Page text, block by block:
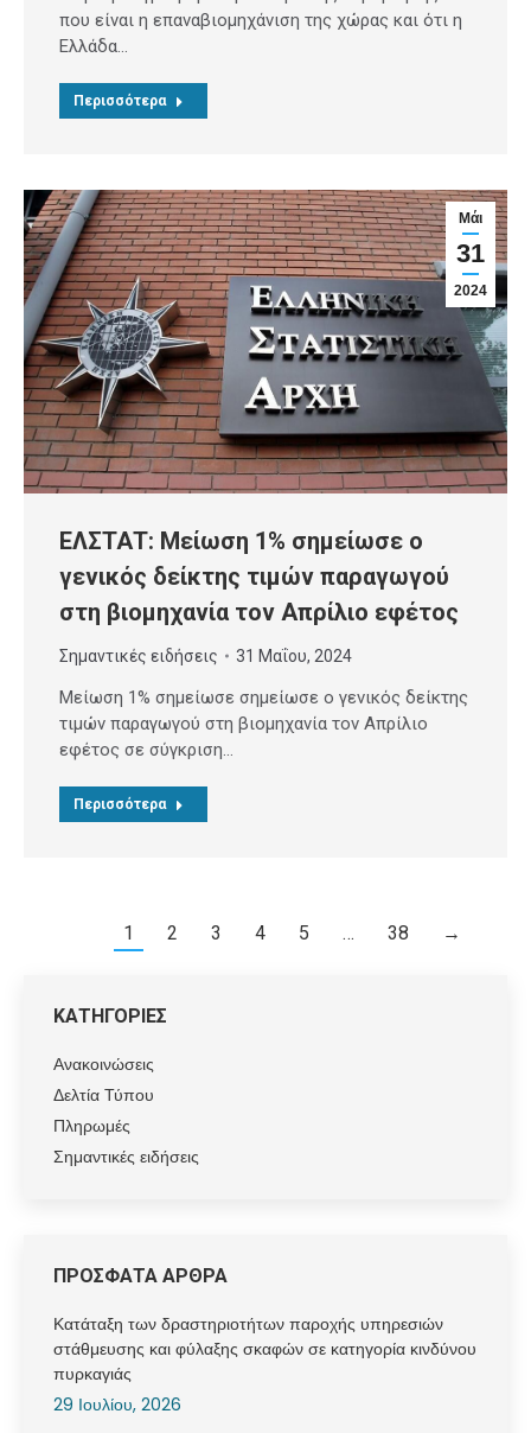
που είναι η επαναβιομηχάνιση της χώρας και ότι η
Ελλάδα…
Περισσότερα
Μάι
31
2024
ΕΛΣΤΑΤ: Μείωση 1% σημείωσε ο
γενικός δείκτης τιμών παραγωγού
στη βιομηχανία τον Απρίλιο εφέτος
Σημαντικές ειδήσεις 31 Μαΐου, 2024
Μείωση 1% σημείωσε σημείωσε ο γενικός δείκτης
τιμών παραγωγού στη βιομηχανία τον Απρίλιο
εφέτος σε σύγκριση…
Περισσότερα
1 2 3 4 5 … 38 →
ΚΑΤΗΓΟΡΙΕΣ
Ανακοινώσεις
Δελτία Τύπου
Πληρωμές
Σημαντικές ειδήσεις
ΠΡΟΣΦΑΤΑ ΑΡΘΡΑ
Κατάταξη των δραστηριοτήτων παροχής υπηρεσιών
στάθμευσης και φύλαξης σκαφών σε κατηγορία κινδύνου
πυρκαγιάς
29 Ιουλίου, 2026